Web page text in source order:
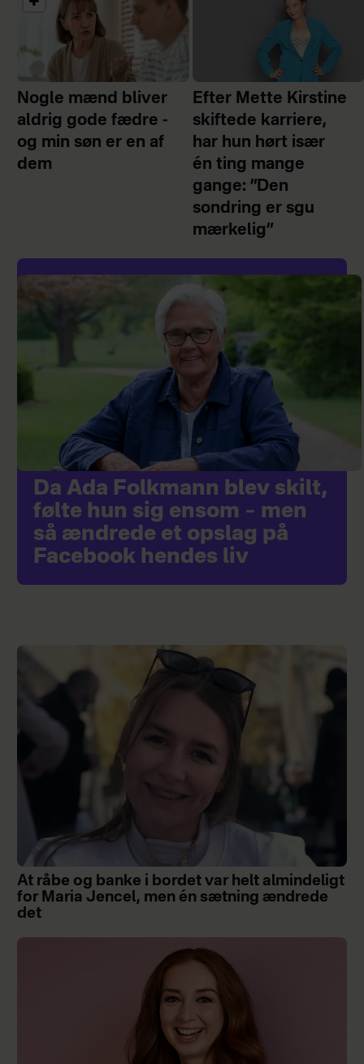
Nogle mænd bliver
aldrig gode fædre -
og min søn er en af
dem
Efter Mette Kirstine
skiftede karriere,
har hun hørt især
én ting mange
gange: ”Den
sondring er sgu
mærkelig”
Da Ada Folkmann blev skilt,
følte hun sig ensom – men
så ændrede et opslag på
Facebook hendes liv
At råbe og banke i bordet var helt almindeligt
for Maria Jencel, men én sætning ændrede
det